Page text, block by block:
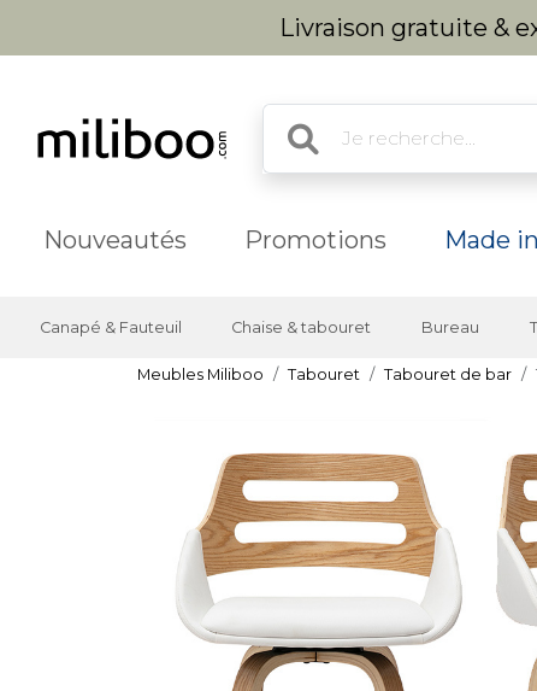
Livraison gratuite &
Nouveautés Promotions Made
Canapé & Fauteuil Chaise & tabouret Bureau
Meubles Miliboo Tabouret Tabouret de bar